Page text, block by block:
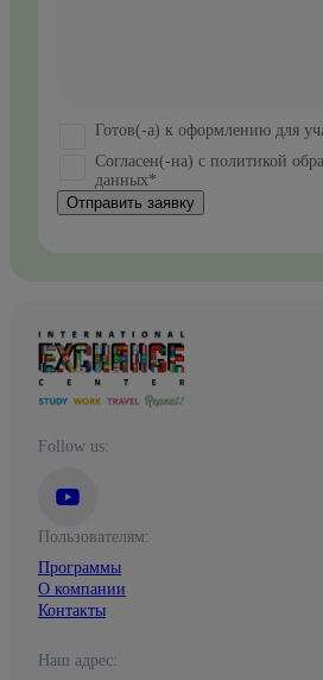
Готов(-а) к оформлению для
Согласен(-на) с политикой
данных*
Отправить заявку
Follow us:
Пользователям:
Программы
О компании
Контакты
Наш адрес: